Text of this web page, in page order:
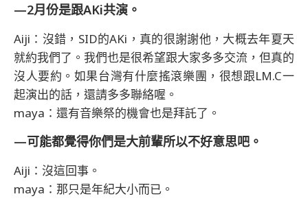
—2月份是跟AKi共演。
Aiji：沒錯，SID的AKi，真的很謝謝他，大概去年夏天
就約我們了。我們也是很希望跟大家多多交流，但真的
沒人要約。如果台灣有什麼搖滾樂團，很想跟LM.C一
起演出的話，還請多多聯絡喔。
maya：還有音樂祭的機會也是拜託了。
—可能都覺得你們是大前輩所以不好意思吧。
Aiji：沒這回事。
maya：那只是年紀大小而已。